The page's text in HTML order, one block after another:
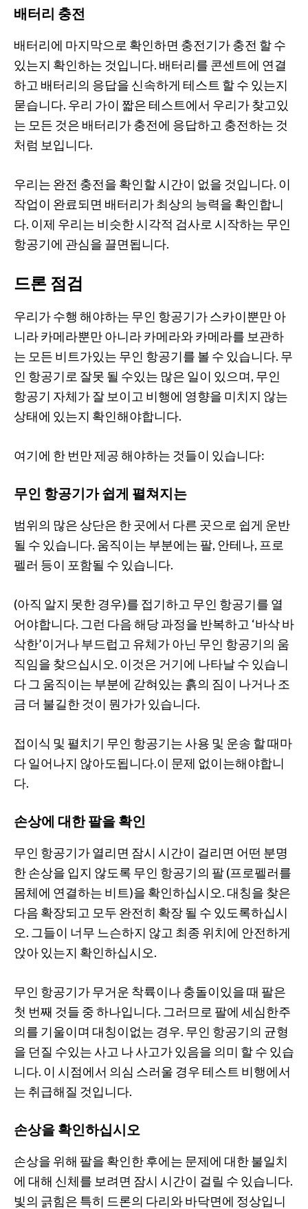
배터리 충전
배터리에 마지막으로 확인하면 충전기가 충전 할 수
있는지 확인하는 것입니다. 배터리를 콘센트에 연결
하고 배터리의 응답을 신속하게 테스트 할 수 있는지
묻습니다. 우리 가이 짧은 테스트에서 우리가 찾고있
는 모든 것은 배터리가 충전에 응답하고 충전하는 것
처럼 보입니다.
우리는 완전 충전을 확인할 시간이 없을 것입니다. 이
작업이 완료되면 배터리가 최상의 능력을 확인합니
다. 이제 우리는 비슷한 시각적 검사로 시작하는 무인
항공기에 관심을 끌면됩니다.
드론 점검
우리가 수행 해야하는 무인 항공기가 스카이뿐만 아
니라 카메라뿐만 아니라 카메라와 카메라를 보관하
는 모든 비트가있는 무인 항공기를 볼 수 있습니다. 무
인 항공기로 잘못 될 수있는 많은 일이 있으며, 무인
항공기 자체가 잘 보이고 비행에 영향을 미치지 않는
상태에 있는지 확인해야합니다.
여기에 한 번만 제공 해야하는 것들이 있습니다:
무인 항공기가 쉽게 펼쳐지는
범위의 많은 상단은 한 곳에서 다른 곳으로 쉽게 운반
될 수 있습니다. 움직이는 부분에는 팔, 안테나, 프로
펠러 등이 포함될 수 있습니다.
(아직 알지 못한 경우)를 접기하고 무인 항공기를 열
어야합니다. 그런 다음 해당 과정을 반복하고 ‘바삭 바
삭한’이거나 부드럽고 유체가 아닌 무인 항공기의 움
직임을 찾으십시오. 이것은 거기에 나타날 수 있습니
다 그 움직이는 부분에 갇혀있는 흙의 짐이 나거나 조
금 더 불길한 것이 뭔가가 있습니다.
접이식 및 펼치기 무인 항공기는 사용 및 운송 할 때마
다 일어나지 않아도됩니다.이 문제 없이는해야합니
다.
손상에 대한 팔을 확인
무인 항공기가 열리면 잠시 시간이 걸리면 어떤 분명
한 손상을 입지 않도록 무인 항공기의 팔 (프로펠러를
몸체에 연결하는 비트)을 확인하십시오. 대칭을 찾은
다음 확장되고 모두 완전히 확장 될 수 있도록하십시
오. 그들이 너무 느슨하지 않고 최종 위치에 안전하게
앉아 있는지 확인하십시오.
무인 항공기가 무거운 착륙이나 충돌이있을 때 팔은
첫 번째 것들 중 하나입니다. 그러므로 팔에 세심한주
의를 기울이며 대칭이없는 경우. 무인 항공기의 균형
을 던질 수있는 사고 나 사고가 있음을 의미 할 수 있습
니다. 이 시점에서 의심 스러울 경우 테스트 비행에서
는 취급해질 것입니다.
손상을 확인하십시오
손상을 위해 팔을 확인한 후에는 문제에 대한 불일치
에 대해 신체를 보려면 잠시 시간이 걸릴 수 있습니다.
빛의 긁힘은 특히 드론의 다리와 바닥면에 정상입니